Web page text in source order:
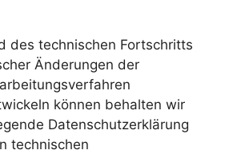
des technischen Fortschritts
Änderungen der
können behalten wir
Datenschutzerklärung
technischen